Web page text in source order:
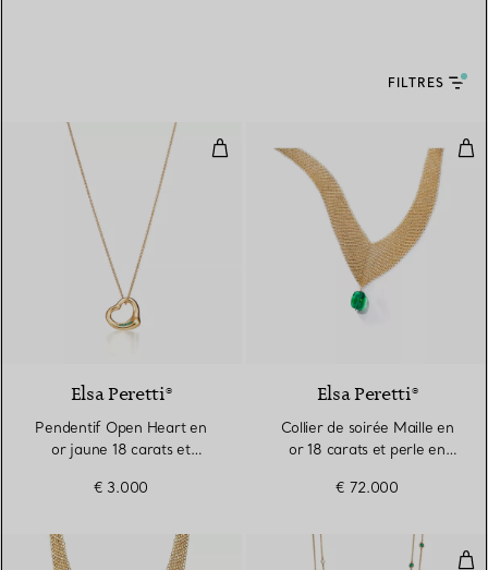
FILTRES
Pendentif Open Heart en or
Elsa Peretti®
Pendentif Open Heart en
or jaune 18 carats et
€ 3.000
Elsa Peretti®
Collier de soirée Maille en
or 18 carats et perle en
€ 72.000